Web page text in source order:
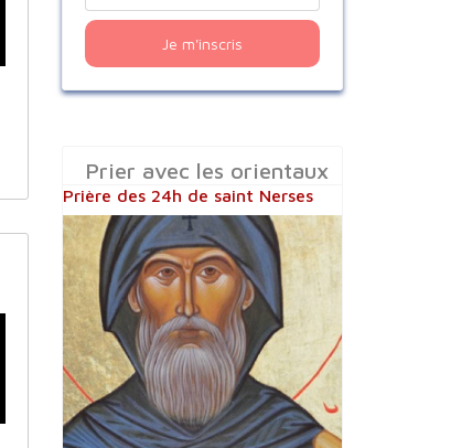
Je m'inscris
Prier avec les orientaux
Prière des 24h de saint Nerses